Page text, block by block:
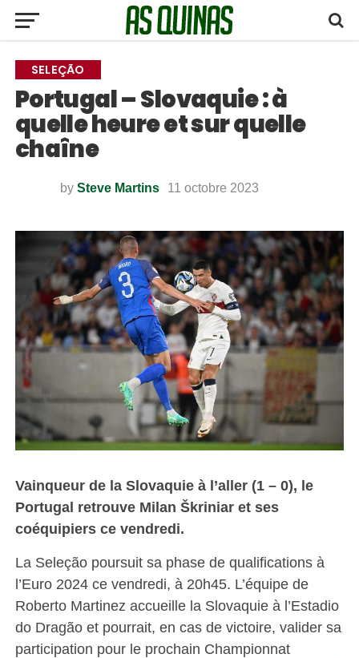
SELEÇÃO
Portugal – Slovaquie : à
quelle heure et sur quelle
chaîne
by Steve Martins 11 octobre 2023
Vainqueur de la Slovaquie à l’aller (1 – 0), le
Portugal retrouve Milan Škriniar et ses
coéquipiers ce vendredi.
La Seleção poursuit sa phase de qualifications à
l’Euro 2024 ce vendredi, à 20h45. L’équipe de
Roberto Martinez accueille la Slovaquie à l’Estadio
do Dragão et pourrait, en cas de victoire, valider sa
participation pour le prochain Championnat